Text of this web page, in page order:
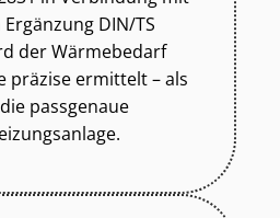
DIN/TS
der Wärmebedarf
präzise ermittelt – als
passgenaue